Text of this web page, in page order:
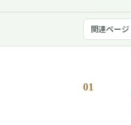
関連ページ
01